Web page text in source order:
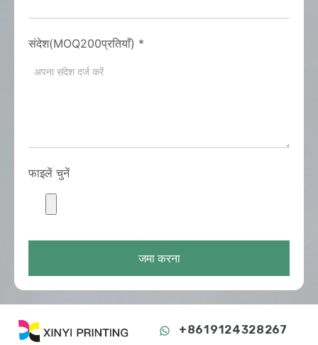
संदेश(MOQ200प्रतियाँ) *
फाइलें चुनें
जमा करना
+8619124328267